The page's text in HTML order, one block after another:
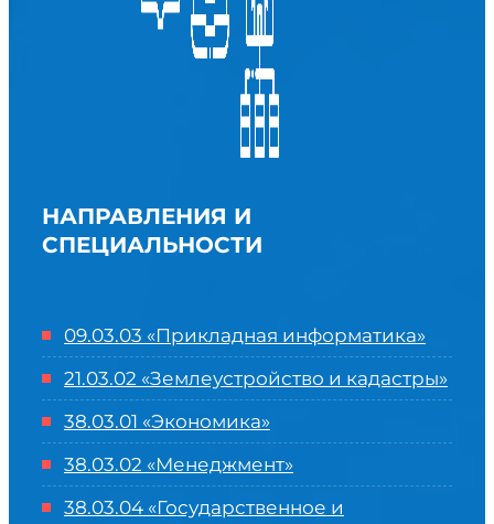
НАПРАВЛЕНИЯ И
СПЕЦИАЛЬНОСТИ
09.03.03 «Прикладная информатика»
21.03.02 «Землеустройство и кадастры»
38.03.01 «Экономика»
38.03.02 «Менеджмент»
38.03.04 «Государственное и